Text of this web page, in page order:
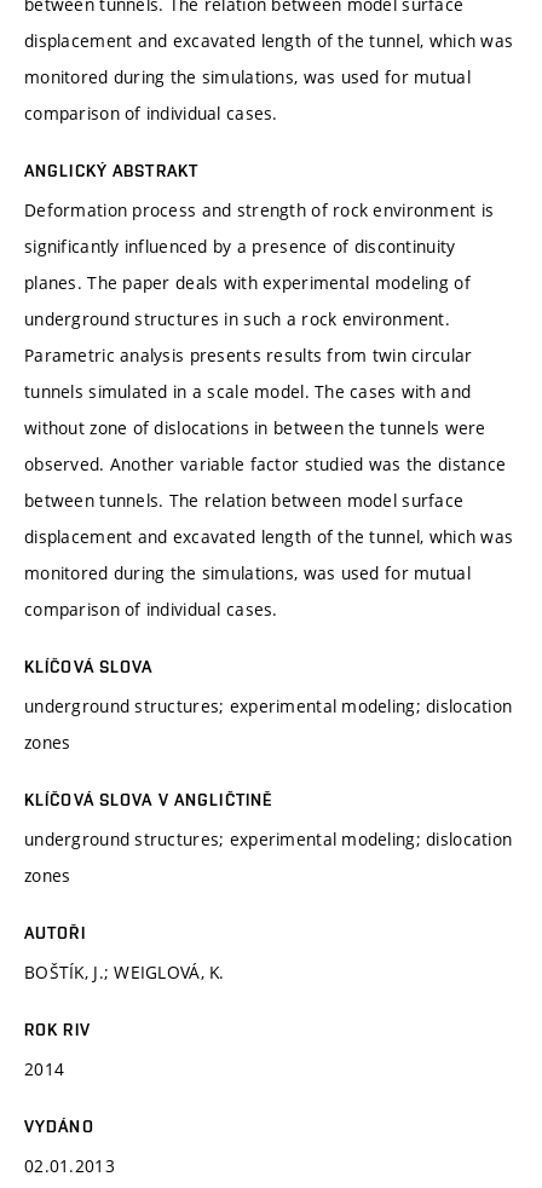
displacement and excavated length of the tunnel, which was
monitored during the simulations, was used for mutual
comparison of individual cases.
ANGLICKÝ ABSTRAKT
Deformation process and strength of rock environment is
significantly influenced by a presence of discontinuity
planes. The paper deals with experimental modeling of
underground structures in such a rock environment.
Parametric analysis presents results from twin circular
tunnels simulated in a scale model. The cases with and
without zone of dislocations in between the tunnels were
observed. Another variable factor studied was the distance
between tunnels. The relation between model surface
displacement and excavated length of the tunnel, which was
monitored during the simulations, was used for mutual
comparison of individual cases.
KLÍČOVÁ SLOVA
underground structures; experimental modeling; dislocation
zones
KLÍČOVÁ SLOVA V ANGLIČTINĚ
underground structures; experimental modeling; dislocation
zones
AUTOŘI
BOŠTÍK, J.; WEIGLOVÁ, K.
ROK RIV
2014
VYDÁNO
02.01.2013